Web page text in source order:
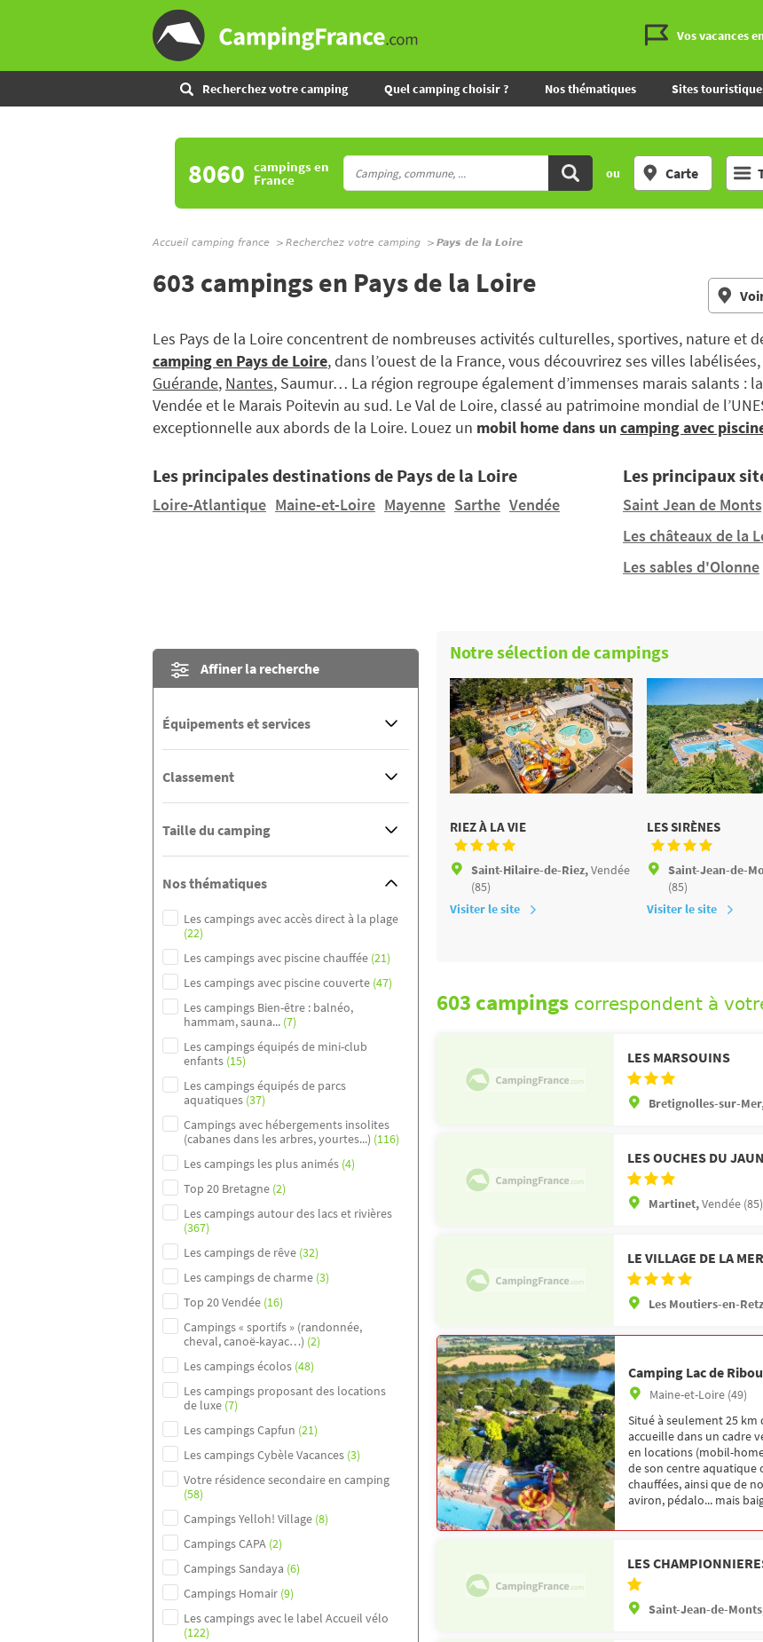
Vos vacances
Recherchez votre camping Quel camping choisir ? Nos thématiques Sites
8060 campingsen
France ou Carte
Accueil camping france Recherchez votre camping Pays de la Loire
603 campings en Pays de la Loire
Les Pays de la Loire concentrent de nombreuses activités culturelles, sportives, nature et
camping en Pays de Loire, dans l’ouest de la France, vous découvrirez ses villes
Guérande, Nantes, Saumur… La région regroupe également d’immenses marais salants :
Vendée et le Marais Poitevin au sud. Le Val de Loire, classé au patrimoine mondial de
exceptionnelle aux abords de la Loire. Louez un mobil home dans uncamping avec
Les principales destinations de Pays de la Loire
Loire-Atlantique Maine-et-Loire Mayenne Sarthe Vendée
Les principaux
Saint Jean de
Les châteaux de la
Les sables d'Olonne
Affiner la recherche
Équipements et services
Classement
Taille du camping
Nos thématiques
Les campings avec accès direct à la plage
(22)
Les campings avec piscine chauffée (21)
Les campings avec piscine couverte (47)
Les campings Bien-être : balnéo,
hammam, sauna... (7)
Les campings équipés de mini-club
enfants (15)
Les campings équipés de parcs
aquatiques (37)
Campings avec hébergements insolites
(cabanes dans les arbres, yourtes...) (116)
Les campings les plus animés (4)
Top 20 Bretagne (2)
Les campings autour des lacs et rivières
(367)
Les campings de rêve (32)
Les campings de charme (3)
Top 20 Vendée (16)
Campings « sportifs » (randonnée,
cheval, canoë-kayac…) (2)
Les campings écolos (48)
Les campings proposant des locations
de luxe (7)
Les campings Capfun (21)
Les campings Cybèle Vacances (3)
Votre résidence secondaire en camping
(58)
Campings Yelloh! Village (8)
Campings CAPA (2)
Campings Sandaya (6)
Campings Homair (9)
Les campings avec le label Accueil vélo
(122)
Notre sélection de campings
RIEZ À LA VIE
Saint-Hilaire-de-Riez,Vendée
(85)
Visiter le site
LES SIRÈNES
Saint-Jean-de-
(85)
Visiter le site
603 campings correspondent à
LES MARSOUINS
Bretignolles-sur-
LES OUCHES DU
Martinet,Vendée (85)
LE VILLAGE DE LA MER
Les Moutiers-en-
Camping Lac de Ribou
Maine-et-Loire (49)
Situé à seulement 25 km
accueille dans un cadre
en locations (mobil-
de son centre aquatique
chauffées, ainsi que de
aviron, pédalo... mais
LES
Saint-Jean-de-